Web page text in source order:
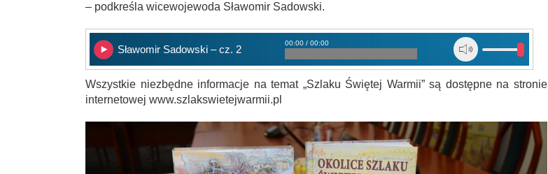
– podkreśla wicewojewoda Sławomir Sadowski.
Sławomir Sadowski – cz. 2
00:00 / 00:00
Wszystkie niezbędne informacje na temat „Szlaku Świętej Warmii” są dostępne na stronie
internetowej www.szlakswietejwarmii.pl